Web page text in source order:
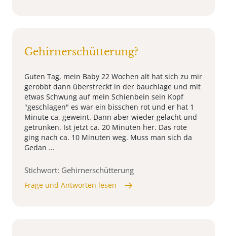
Gehirnerschütterung?
Guten Tag, mein Baby 22 Wochen alt hat sich zu mir
gerobbt dann überstreckt in der bauchlage und mit
etwas Schwung auf mein Schienbein sein Kopf
"geschlagen" es war ein bisschen rot und er hat 1
Minute ca, geweint. Dann aber wieder gelacht und
getrunken. Ist jetzt ca. 20 Minuten her. Das rote
ging nach ca. 10 Minuten weg. Muss man sich da
Gedan ...
Stichwort: Gehirnerschütterung
Frage und Antworten lesen